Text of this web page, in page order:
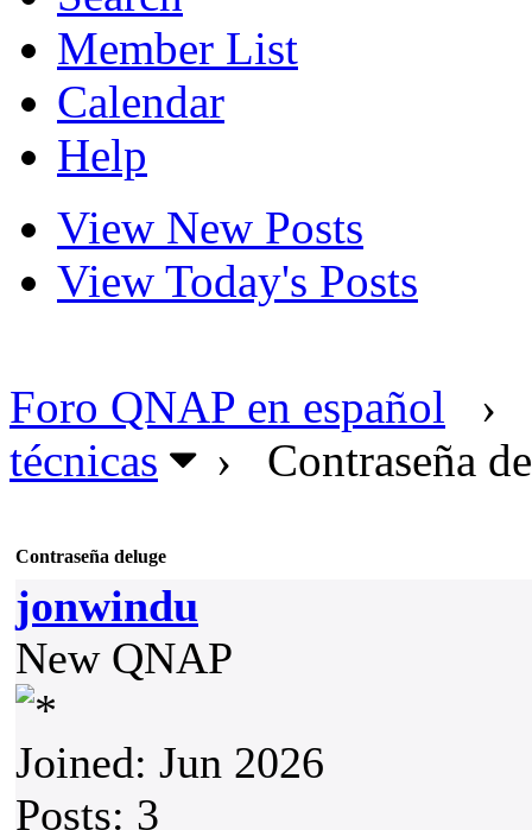
Member List
Calendar
Help
View New Posts
View Today's Posts
Foro QNAP en español ›
técnicas
› Contraseña
Contraseña deluge
jonwindu
New QNAP
Joined: Jun 2026
Posts: 3